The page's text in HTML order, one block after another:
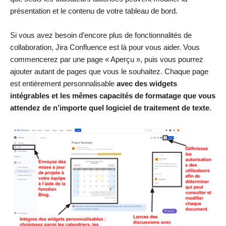
présentation et le contenu de votre tableau de bord.
Si vous avez besoin d’encore plus de fonctionnalités de
collaboration, Jira Confluence est là pour vous aider. Vous
commencerez par une page « Aperçu », puis vous pourrez
ajouter autant de pages que vous le souhaitez. Chaque page
est entièrement personnalisable avec des widgets
intégrables et les mêmes capacités de formatage que vous
attendez de n’importe quel logiciel de traitement de texte.